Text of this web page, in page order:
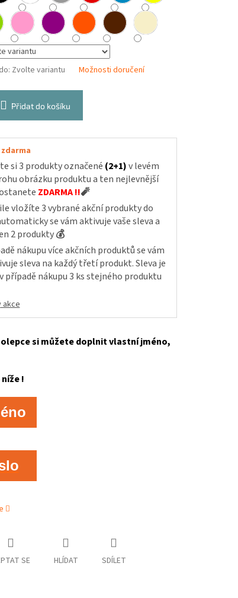
Zvolte variantu Možnosti doručení
Přidat do košíku
zdarma
si 3 produkty označené (2+1)v levém
obrázku produktu a ten nejlevnější
ZDARMA !!🧨
vložíte 3 vybrané akční produkty do
se vám aktivuje vaše sleva a
2 produkty💰
nákupu více akčních produktů se vám
sleva na každý třetí produkt. Sleva je
případě nákupu 3 ks stejného produktu
akce
si můžete doplnit vlastní jméno,
!
SE HLÍDAT SDÍLET